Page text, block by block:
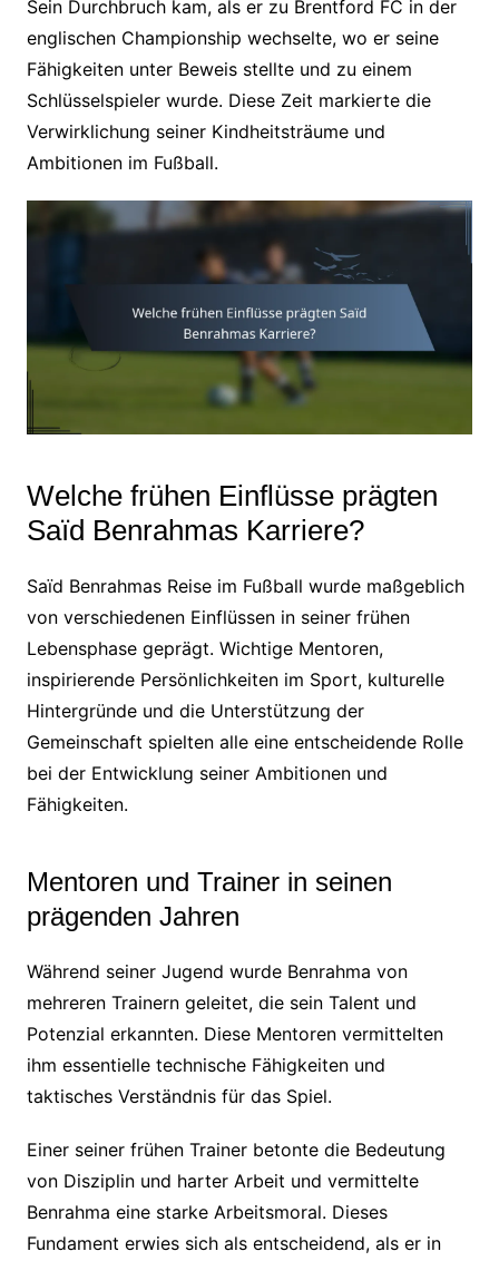
Sein Durchbruch kam, als er zu Brentford FC in der
englischen Championship wechselte, wo er seine
Fähigkeiten unter Beweis stellte und zu einem
Schlüsselspieler wurde. Diese Zeit markierte die
Verwirklichung seiner Kindheitsträume und
Ambitionen im Fußball.
Welche frühen Einflüsse prägten
Saïd Benrahmas Karriere?
Saïd Benrahmas Reise im Fußball wurde maßgeblich
von verschiedenen Einflüssen in seiner frühen
Lebensphase geprägt. Wichtige Mentoren,
inspirierende Persönlichkeiten im Sport, kulturelle
Hintergründe und die Unterstützung der
Gemeinschaft spielten alle eine entscheidende Rolle
bei der Entwicklung seiner Ambitionen und
Fähigkeiten.
Mentoren und Trainer in seinen
prägenden Jahren
Während seiner Jugend wurde Benrahma von
mehreren Trainern geleitet, die sein Talent und
Potenzial erkannten. Diese Mentoren vermittelten
ihm essentielle technische Fähigkeiten und
taktisches Verständnis für das Spiel.
Einer seiner frühen Trainer betonte die Bedeutung
von Disziplin und harter Arbeit und vermittelte
Benrahma eine starke Arbeitsmoral. Dieses
Fundament erwies sich als entscheidend, als er in